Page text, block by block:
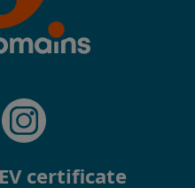
certificate